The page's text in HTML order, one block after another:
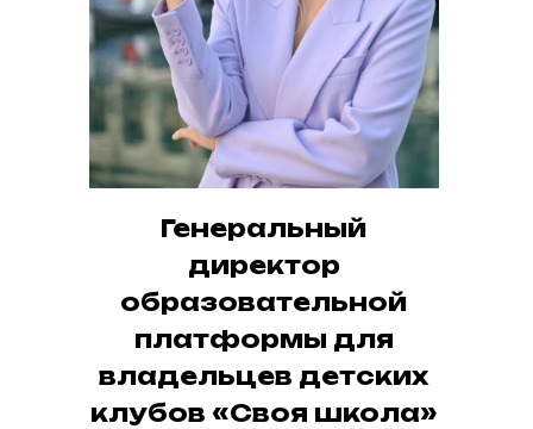
Генеральный
директор
образовательной
платформы для
владельцев детских
клубов «Своя школа»